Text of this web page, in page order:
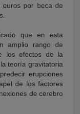
euros por beca de
que en esta
amplio rango de
los efectos de la
teoría gravitatoria
erupciones
de los factores
de cerebro